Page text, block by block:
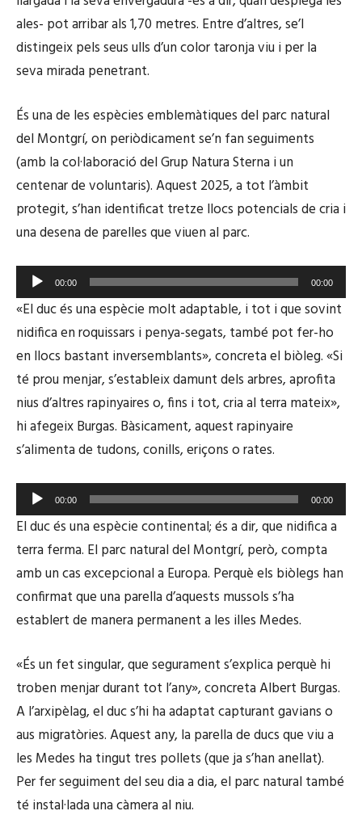
ales- pot arribar als 1,70 metres. Entre d’altres, se’l
distingeix pels seus ulls d’un color taronja viu i per la
seva mirada penetrant.
És una de les espècies emblemàtiques del parc natural
del Montgrí, on periòdicament se’n fan seguiments
(amb la col·laboració del Grup Natura Sterna i un
centenar de voluntaris). Aquest 2025, a tot l’àmbit
protegit, s’han identificat tretze llocs potencials de cria i
una desena de parelles que viuen al parc.
e
p
r
o
d
u
c
t
r
'
à
u
d
00:00 00:00
«El duc és una espècie molt adaptable, i tot i que sovint
nidifica en roquissars i penya-segats, també pot fer-ho
en llocs bastant inversemblants», concreta el biòleg. «Si
té prou menjar, s’estableix damunt dels arbres, aprofita
nius d’altres rapinyaires o, fins i tot, cria al terra mateix»,
hi afegeix Burgas. Bàsicament, aquest rapinyaire
s’alimenta de tudons, conills, eriçons o rates.
e
p
r
o
d
u
t
o
'
à
u
d
00:00 00:00
El duc és una espècie continental; és a dir, que nidifica a
terra ferma. El parc natural del Montgrí, però, compta
amb un cas excepcional a Europa. Perquè els biòlegs han
confirmat que una parella d’aquests mussols s’ha
establert de manera permanent a les illes Medes.
«És un fet singular, que segurament s’explica perquè hi
troben menjar durant tot l’any», concreta Albert Burgas.
A l’arxipèlag, el duc s’hi ha adaptat capturant gavians o
aus migratòries. Aquest any, la parella de ducs que viu a
les Medes ha tingut tres pollets (que ja s’han anellat).
Per fer seguiment del seu dia a dia, el parc natural també
té instal·lada una càmera al niu.